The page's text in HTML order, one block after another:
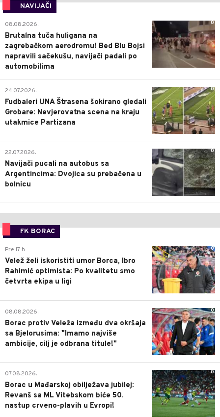
NAVIJAČI
0
08.08.2026.
Brutalna tuča huligana na
zagrebačkom aerodromu! Bed Blu Bojsi
napravili sačekušu, navijači padali po
automobilima
0
24.07.2026.
Fudbaleri UNA Štrasena šokirano gledali
Grobare: Nevjerovatna scena na kraju
utakmice Partizana
0
22.07.2026.
Navijači pucali na autobus sa
Argentincima: Dvojica su prebačena u
bolnicu
FK BORAC
0
Pre 17 h
Velež želi iskoristiti umor Borca, Ibro
Rahimić optimista: Po kvalitetu smo
četvrta ekipa u ligi
0
08.08.2026.
Borac protiv Veleža između dva okršaja
sa Bjelorusima: "Imamo najviše
ambicije, cilj je odbrana titule!"
0
07.08.2026.
Borac u Mađarskoj obilježava jubilej:
Revanš sa ML Vitebskom biće 50.
nastup crveno-plavih u Evropi!